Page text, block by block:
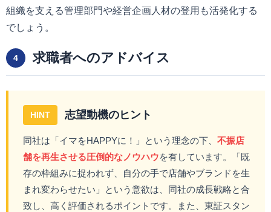
組織を支える管理部門や経営企画人材の登用も活発化する
でしょう。
4 求職者へのアドバイス
HINT 志望動機のヒント
同社は「イマをHAPPYに！」という理念の下、 不振店
舗を再生させる圧倒的なノウハウを有しています。「既
存の枠組みに捉われず、自分の手で店舗やブランドを生
まれ変わらせたい」という意欲は、同社の成長戦略と合
致し、高く評価されるポイントです。また、東証スタン